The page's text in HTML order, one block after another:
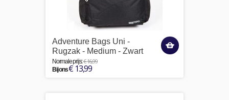
Adventure Bags Uni -
Rugzak - Medium - Zwart
Normale prijs:€ 16,99
Bij ons€ 13,99